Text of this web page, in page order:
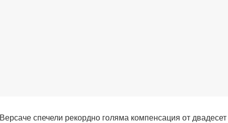
Версаче спечели рекордно голяма компенсация от двадесет